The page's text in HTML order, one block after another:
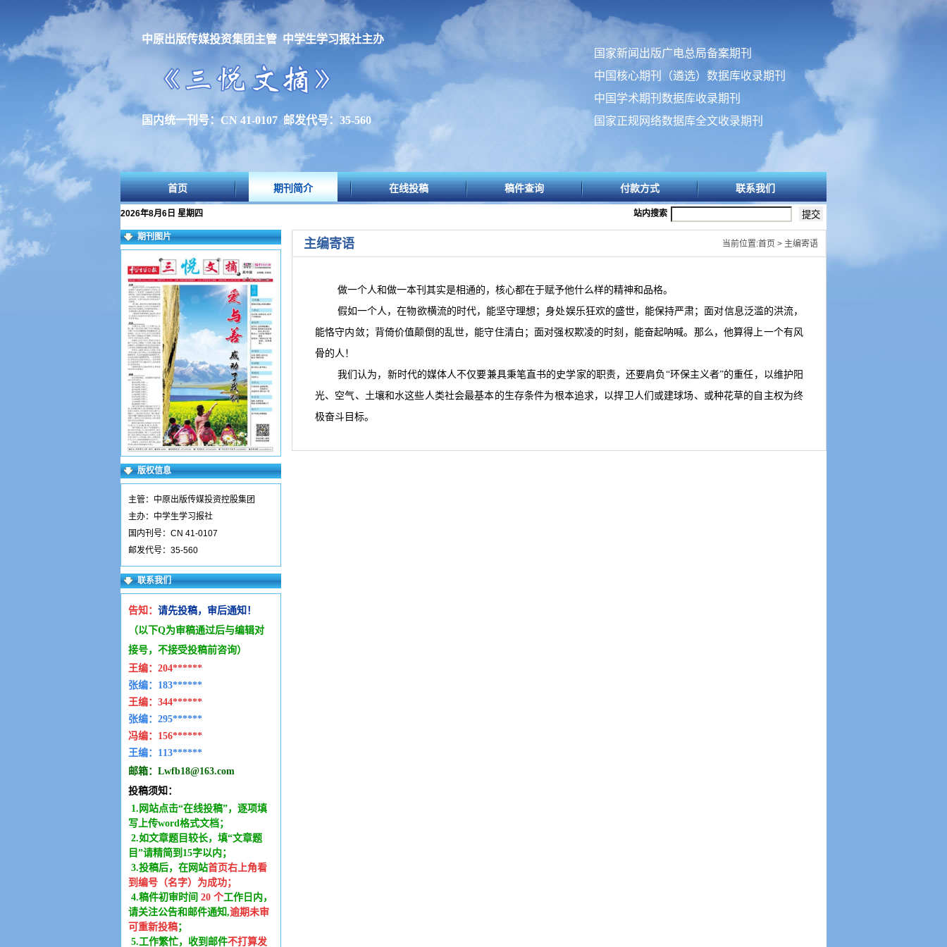
中原出版传媒投资集团主管 中学生学习报社主办
国内统一刊号：CN 41-0107 邮发代号：35-560
国家新闻出版广电总局备案期刊
中国核心期刊（遴选）数据库收录期刊
中国学术期刊数据库收录期刊
国家正规网络数据库全文收录期刊
首页 期刊简介 在线投稿 稿件查询 付款方式 联系我们
2026年8月6日 星期四 站内搜索
期刊图片
版权信息
主管：中原出版传媒投资控股集团
主办：中学生学习报社
国内刊号：CN 41-0107
邮发代号：35-560
联系我们
告知： 请先投稿，审后通知！
（以下Q为审稿通过后与编辑对
接号，不接受投稿前咨询）
王编： 204******
张编：183******
王编： 344******
张编：295******
冯编： 156******
王编： 113******
邮箱： Lwfb18@163.com
投稿须知：
1.网站点击“在线投稿”，逐项填
写上传word格式文档；
2.如文章题目较长，填“文章题
目”请精简到15字以内；
3.投稿后，在网站首页右上角看
到编号（名字）为成功；
4.稿件初审时间 20 个工作日内 ，
请关注公告和邮件通知,逾期未审
可重新投稿；
5.工作繁忙，收到邮件不打算发
主编寄语 当前位置:首页 > 主编寄语
做一个人和做一本刊其实是相通的，核心都在于赋予他什么样的精神和品格。
假如一个人，在物欲横流的时代，能坚守理想；身处娱乐狂欢的盛世，能保持严肃；面对信息泛滥的洪流，
能恪守内敛；背倚价值颠倒的乱世，能守住清白；面对强权欺凌的时刻，能奋起呐喊。那么，他算得上一个有风
骨的人！
我们认为，新时代的媒体人不仅要兼具秉笔直书的史学家的职责，还要肩负“环保主义者”的重任，以维护阳
光、空气、土壤和水这些人类社会最基本的生存条件为根本追求，以捍卫人们或建球场、或种花草的自主权为终
极奋斗目标。